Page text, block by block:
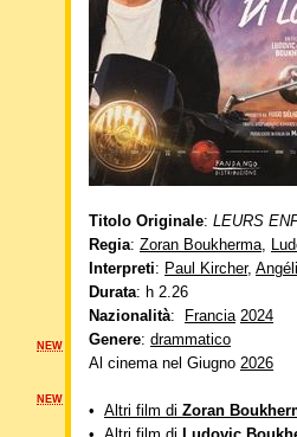
Titolo Originale: LEURS
Regia: Zoran Boukherma,
Interpreti: Paul Kircher,
Durata: h 2.26
Nazionalità: Francia 2024
Genere: drammatico
Al cinema nel Giugno 2026
• Altri film di Zoran
NEW
NEW